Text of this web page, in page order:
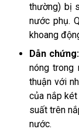
thường) bị
nước phụ.
khoang
Dẫn chứng:
nóng trong
thuận với
của nắp
suất trên
nước.